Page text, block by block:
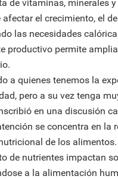
de vitaminas, minerales
el crecimiento, el
las necesidades
productivo permite
a quienes tenemos la
pero a su vez tenga
en una discusión
se concentra en la
de los
de nutrientes impactan
a la alimentación